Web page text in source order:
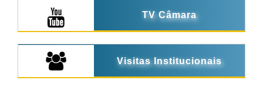
TV Câmara
Visitas Institucionais